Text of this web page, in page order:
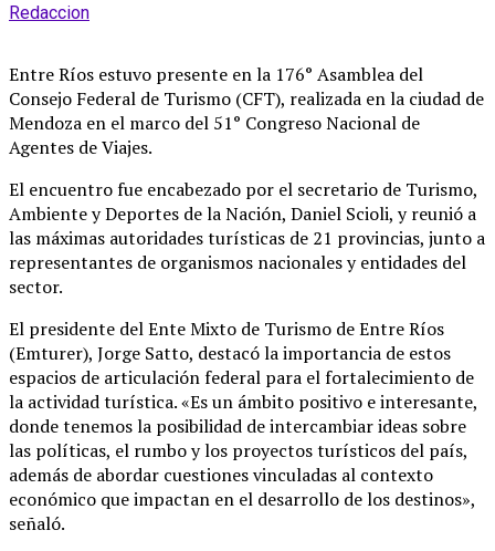
Redaccion
Entre Ríos estuvo presente en la 176° Asamblea del
Consejo Federal de Turismo (CFT), realizada en la ciudad de
Mendoza en el marco del 51° Congreso Nacional de
Agentes de Viajes.
El encuentro fue encabezado por el secretario de Turismo,
Ambiente y Deportes de la Nación, Daniel Scioli, y reunió a
las máximas autoridades turísticas de 21 provincias, junto a
representantes de organismos nacionales y entidades del
sector.
El presidente del Ente Mixto de Turismo de Entre Ríos
(Emturer), Jorge Satto, destacó la importancia de estos
espacios de articulación federal para el fortalecimiento de
la actividad turística. «Es un ámbito positivo e interesante,
donde tenemos la posibilidad de intercambiar ideas sobre
las políticas, el rumbo y los proyectos turísticos del país,
además de abordar cuestiones vinculadas al contexto
económico que impactan en el desarrollo de los destinos»,
señaló.